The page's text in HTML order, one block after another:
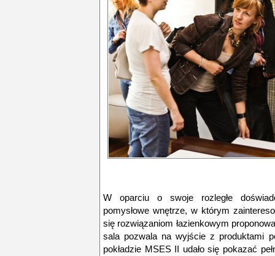
W oparciu o swoje rozległe
pomysłowe wnętrze, w którym
się rozwiązaniom łazienkowym
sala pozwala na wyjście z produktami
pokładzie MSES II udało się pokazać